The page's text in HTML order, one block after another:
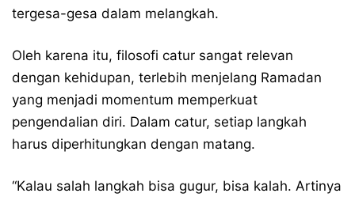
tergesa-gesa dalam melangkah.
Oleh karena itu, filosofi catur sangat relevan
dengan kehidupan, terlebih menjelang Ramadan
yang menjadi momentum memperkuat
pengendalian diri. Dalam catur, setiap langkah
harus diperhitungkan dengan matang.
“Kalau salah langkah bisa gugur, bisa kalah. Artinya